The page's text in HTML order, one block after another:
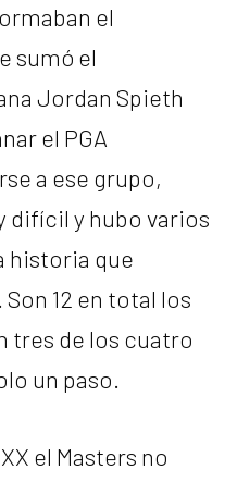
el
sumó el
Jordan Spieth
el PGA
a ese grupo,
difícil y hubo varios
historia que
12 en total los
tres de los cuatro
un paso.
el Masters no